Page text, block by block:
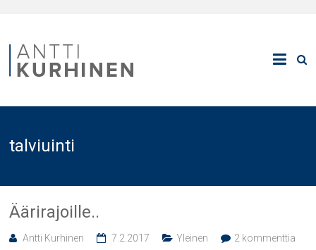
talviuinti
Äärirajoille..
Antti Kurhinen 7.2.2017 Yleinen 2 kommenttia